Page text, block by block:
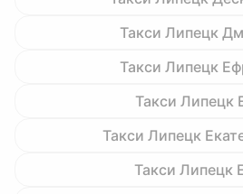
Такси Липецк
Такси Липецк
Такси Липецк
Такси Липецк
Такси Липецк